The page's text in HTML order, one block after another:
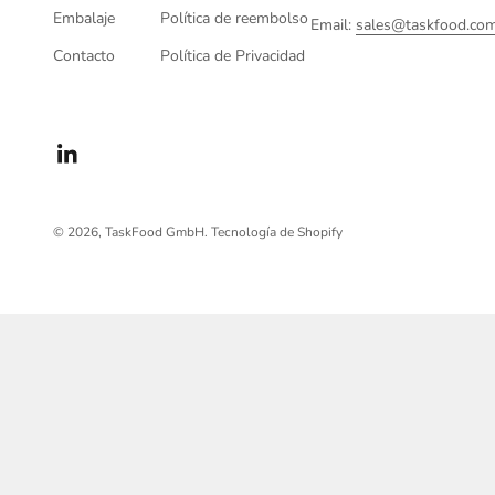
Embalaje
Contacto
Política de reembolso
Política de Privacidad
Email:
© 2026, TaskFood GmbH. Tecnología de Shopify